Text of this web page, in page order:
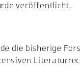
veröffentlicht.
die bisherige